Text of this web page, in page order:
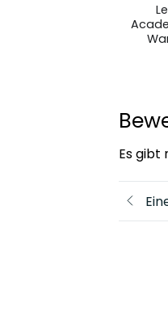
Es gibt